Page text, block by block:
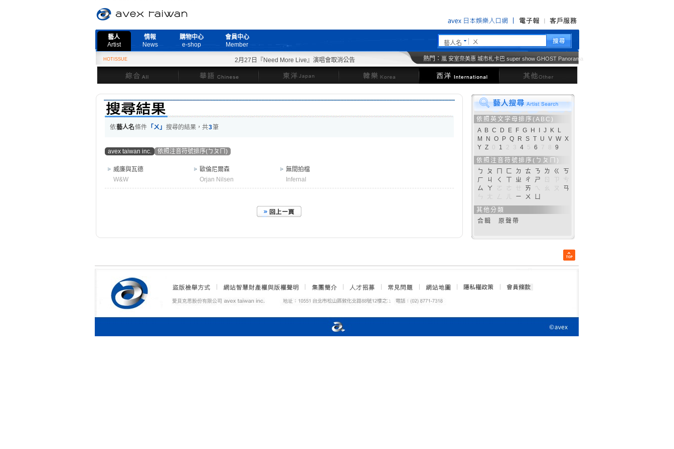
藝人
Artist
情報
News
購物中心
e-shop
會員中心
Member
藝人名
HOTISSUE 2月27日『Need More Live』演唱會取消公告 熱門： 嵐 安室奈美惠 城市札卡巴 super show GHOST Panorama
綜合 華語 東洋 韓樂 其他
依藝人名條件 「ㄨ」 搜尋的結果，共3筆
avex taiwan inc. 依照注音符號排序(ㄅㄆㄇ)
威廉與瓦德
W&W
歐倫尼爾森
Orjan Nilsen
無間拍檔
Infernal
依照英文字母排序(ABC)
A B C D E F G H J K
L
M
N O P Q R S T U V W X
Y Z 1 2 3 4 5 6 7 8
9
依照注音符號排序(ㄅㄆㄇ)
ㄅ
ㄆ ㄈ ㄉ ㄊ ㄋ ㄌ ㄍ
ㄎ
ㄏ
ㄐ ㄑ ㄓ ㄔ ㄕ
ㄘ
ㄙ
ㄚ ㄛ ㄜ ㄝ ㄞ ㄠ ㄡ
ㄢ
ㄣ
ㄤ ㄥ ㄧ ㄨ
ㄩ
其他分類
合輯
原聲帶